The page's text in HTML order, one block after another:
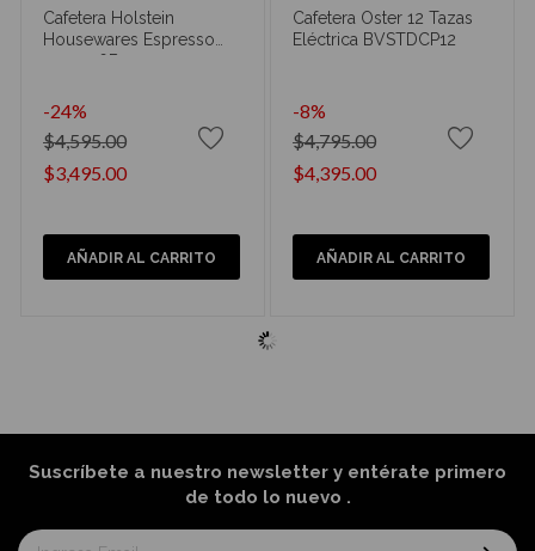
Cafetera Holstein
Housewares Espresso
9101046B
$3,495.00
$4,595.00
-24%
AÑADIR AL CARRITO
Cafetera Oster 12 Tazas
Eléctrica BVSTDCP12
$4,395.00
$4,795.00
-8%
AÑADIR AL CARRITO
Suscríbete a nuestro newsletter y entérate primero
de todo lo nuevo .
Suscríbase